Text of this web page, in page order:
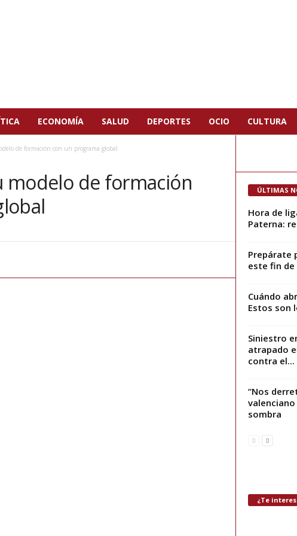
ECONOMÍA SALUD DEPORTES OCIO CULTURA
de formación con un programa global
modelo de formación
ÚLTIMAS
Hora de
Paterna:
Prepárate
este fin de
Cuándo
Estos son
Siniestro
atrapado
contra el...
“Nos
sombra
¿Te